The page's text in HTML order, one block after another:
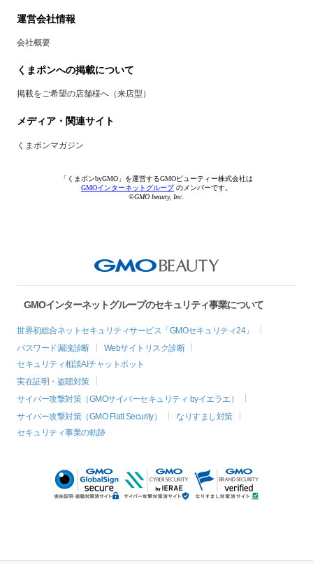
運営会社情報
会社概要
くまポンへの掲載について
掲載をご希望の店舗様へ（来店型）
メディア・関連サイト
くまポンマガジン
「くまポンbyGMO」を運営するGMOビューティー株式会社は
GMOインターネットグループのメンバーです。
©GMO beauty, Inc.
GMOインターネットグループのセキュリティ事業について
世界初総合ネットセキュリティサービス「GMOセキュリティ24」
パスワード漏洩診断
Webサイトリスク診断
セキュリティ相談AIチャットボット
実在証明・盗聴対策
サイバー攻撃対策（GMOサイバーセキュリティ byイエラエ）
サイバー攻撃対策（GMO Flatt Security）
なりすまし対策
セキュリティ事業の軌跡